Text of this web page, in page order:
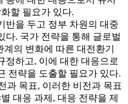
할 필요가 있다.
을 두고 정부 차원의 대중
다. 국가 전략을 통해 글로벌
의 변화에 따른 대전환기
정하고, 이에 대한 대응으로
전략을 도출할 필요가 있다.
과 목표, 이러한 비전과 목표
대응 과제, 대응 전략을 제